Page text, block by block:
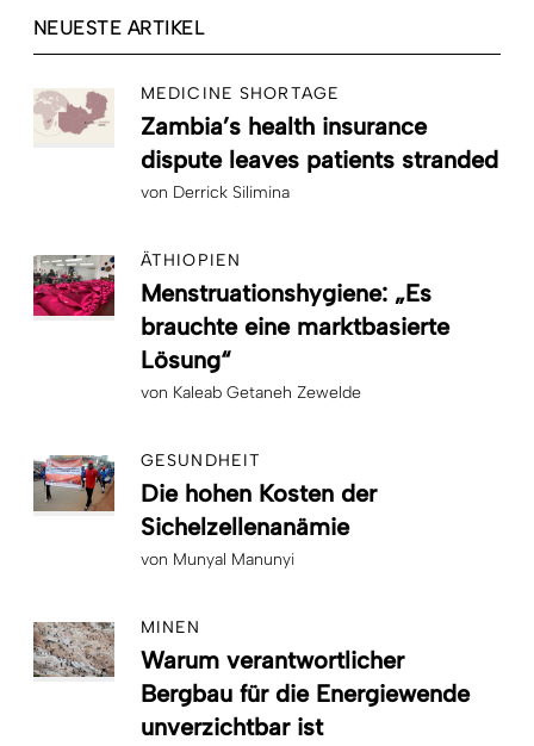
NEUESTE ARTIKEL
MEDICINE SHORTAGE
Zambia’s health insurance
dispute leaves patients stranded
von Derrick Silimina
ÄTHIOPIEN
Menstruationshygiene: „Es
brauchte eine marktbasierte
Lösung“
von Kaleab Getaneh Zewelde
GESUNDHEIT
Die hohen Kosten der
Sichelzellenanämie
von Munyal Manunyi
MINEN
Warum verantwortlicher
Bergbau für die Energiewende
unverzichtbar ist